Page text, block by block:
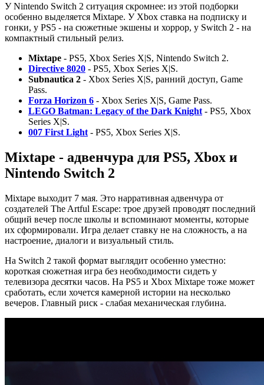
У Nintendo Switch 2 ситуация скромнее: из этой подборки
особенно выделяется Mixtape. У Xbox ставка на подписку и
гонки, у PS5 - на сюжетные экшены и хоррор, у Switch 2 - на
компактный стильный релиз.
Mixtape - PS5, Xbox Series X|S, Nintendo Switch 2.
Directive 8020 - PS5, Xbox Series X|S.
Subnautica 2 - Xbox Series X|S, ранний доступ, Game
Pass.
Forza Horizon 6 - Xbox Series X|S, Game Pass.
LEGO Batman: Legacy of the Dark Knight - PS5, Xbox
Series X|S.
007 First Light - PS5, Xbox Series X|S.
Mixtape - адвенчура для PS5, Xbox и
Nintendo Switch 2
Mixtape выходит 7 мая. Это нарративная адвенчура от
создателей The Artful Escape: трое друзей проводят последний
общий вечер после школы и вспоминают моменты, которые
их сформировали. Игра делает ставку не на сложность, а на
настроение, диалоги и визуальный стиль.
На Switch 2 такой формат выглядит особенно уместно:
короткая сюжетная игра без необходимости сидеть у
телевизора десятки часов. На PS5 и Xbox Mixtape тоже может
сработать, если хочется камерной истории на несколько
вечеров. Главный риск - слабая механическая глубина.